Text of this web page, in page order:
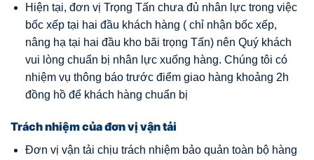
Hiện tại, đơn vị Trọng Tấn chưa đủ nhân lực trong việc
bốc xếp tại hai đầu khách hàng ( chỉ nhận bốc xếp,
nâng hạ tại hai đầu kho bãi trọng Tấn) nên Quý khách
vui lòng chuẩn bị nhân lực xuống hàng. Chúng tôi có
nhiệm vụ thông báo trước điểm giao hàng khoảng 2h
đồng hồ để khách hàng chuẩn bị
Trách nhiệm của đơn vị vận tải
Đơn vị vận tải chịu trách nhiệm bảo quản toàn bộ hàng